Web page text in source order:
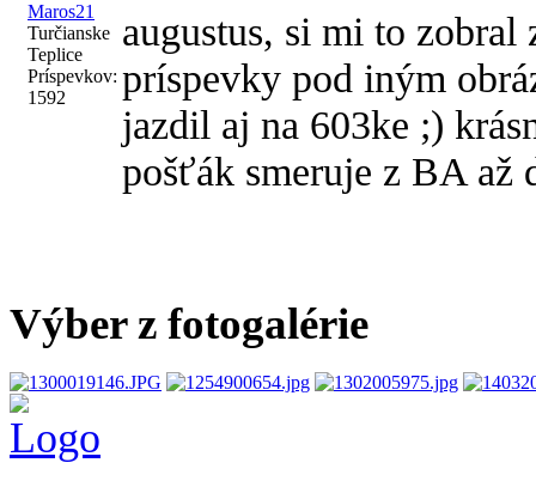
Maros21
Turčianske
Teplice
Príspevkov:
1592
augustus, si mi to
príspevky pod iným
jazdil aj na 603ke ;)
pošťák smeruje z BA až
Výber z fotogalérie